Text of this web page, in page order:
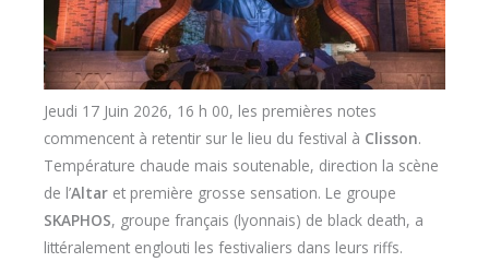
Jeudi 17 Juin 2026, 16 h 00, les premières notes
commencent à retentir sur le lieu du festival à Clisson.
Température chaude mais soutenable, direction la scène
de l’Altar et première grosse sensation. Le groupe
SKAPHOS, groupe français (lyonnais) de black death, a
littéralement englouti les festivaliers dans leurs riffs.